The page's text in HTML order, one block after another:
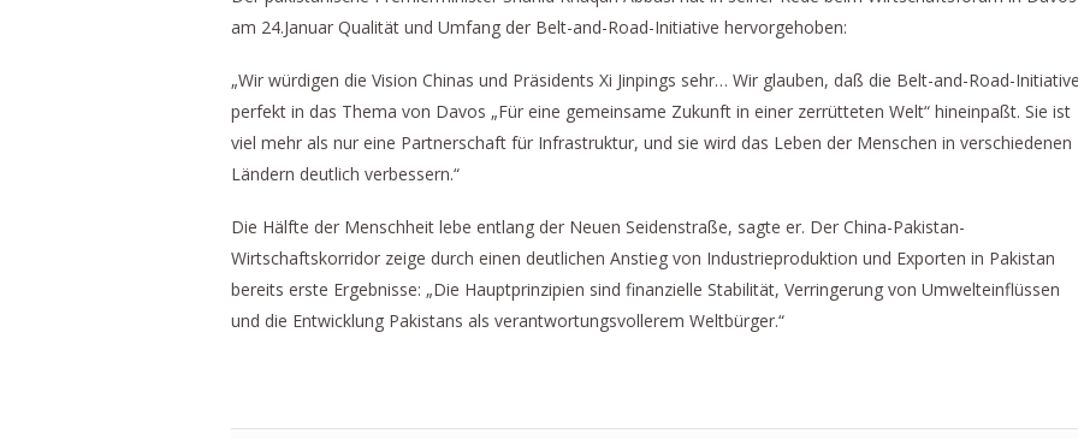
am 24.Januar Qualität und Umfang der Belt-and-Road-Initiative hervorgehoben:
„Wir würdigen die Vision Chinas und Präsidents Xi Jinpings sehr… Wir glauben, daß die Belt-and-Road-
perfekt in das Thema von Davos „Für eine gemeinsame Zukunft in einer zerrütteten Welt“ hineinpaßt. Sie ist
viel mehr als nur eine Partnerschaft für Infrastruktur, und sie wird das Leben der Menschen in verschiedenen
Ländern deutlich verbessern.“
Die Hälfte der Menschheit lebe entlang der Neuen Seidenstraße, sagte er. Der China-Pakistan-
Wirtschaftskorridor zeige durch einen deutlichen Anstieg von Industrieproduktion und Exporten in Pakistan
bereits erste Ergebnisse: „Die Hauptprinzipien sind finanzielle Stabilität, Verringerung von Umwelteinflüssen
und die Entwicklung Pakistans als verantwortungsvollerem Weltbürger.“